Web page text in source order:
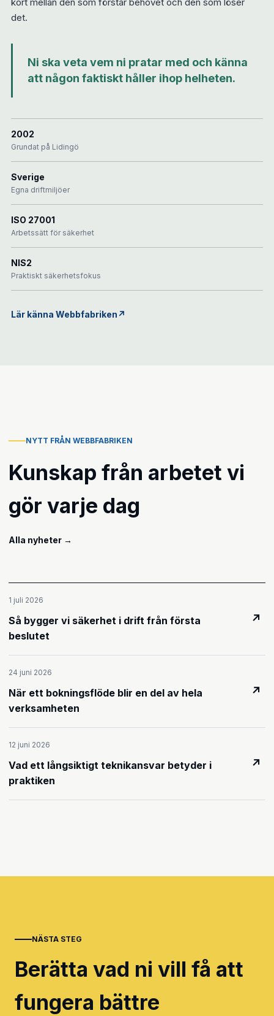
kort mellan den som förstår behovet och den som löser
det.
Ni ska veta vem ni pratar med och känna
att någon faktiskt håller ihop helheten.
2002
Grundat på Lidingö
Sverige
Egna driftmiljöer
ISO 27001
Arbetssätt för säkerhet
NIS2
Praktiskt säkerhetsfokus
Lär känna Webbfabriken↗
NYTT FRÅN WEBBFABRIKEN
Kunskap från arbetet vi
gör varje dag
Alla nyheter →
1 juli 2026
Så bygger vi säkerhet i drift från första
beslutet
↗
24 juni 2026
När ett bokningsflöde blir en del av hela
verksamheten
↗
12 juni 2026
Vad ett långsiktigt teknikansvar betyder i
praktiken
↗
NÄSTA STEG
Berätta vad ni vill få att
fungera bättre